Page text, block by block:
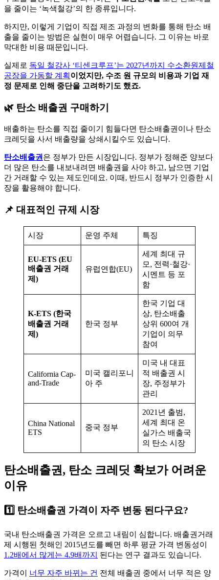
을 줄이는 ‘녹색철강’의 한 종류입니다.
하지만, 이렇게 기업이 직접 제조 과정의 변화를 통해 탄소 배
출을 줄이는 방법은 실현이 매우 어렵습니다. 그 이유는 바로
막대한 비용 때문입니다.
실제로 독일 철강사 ‘티센크루프’는 2027년까지 수소환원제철
공장을 가동할 계획이었지만, 수조 원 규모의 비용과 기업 재
정 문제로 인해 중단을 고려하기도 했죠.
🌿 탄소 배출권 구매하기
배출하는 탄소를 직접 줄이기 힘들다면 탄소배출권이나 탄소
크레딧을 사서 배출량을 상쇄시킬수도 있습니다.
탄소배출권 은 정부가 만든 시장입니다. 정부가 정해준 양보다
더 많은 탄소를 내보내려면 배출권을 사야 하고, 남으면 기업
간 거래할 수 있는 제도인데요. 이때, 반드시 정부가 인증한 시
장을 활용해야 합니다.
📌 대표적인 규제 시장
시장 운영 주체 특징
EU-ETS (EU
배출권 거래
제)
유럽연합(EU)
세계 최대 규
모, 전력·철강·
시멘트 등 포
함
K-ETS (한국
배출권 거래
제)
한국 정부
한국 기업 대
상, 탄소배출
상위 600여 개
기업이 의무
참여
California Cap-
and-Trade
미국 캘리포니
아 주
미국 내 대표
적 배출권 시
장, 주정부가
관리
China National
ETS
중국 정부
2021년 출범,
세계 최대 온
실가스 배출국
의 탄소 시장
탄소배출권, 탄소 크레딧 확보가 어려운
이유
1️⃣ 탄소배출권 가격이 자주 변동 된다구요?
국내 탄소배출권 가격은 오르고 내림이 심합니다. 배출권거래
제 시행된 첫해인 2015년도를 빼면 하루 평균 가격 변동성이
1.2배에서 많게는 4.9배까지
된다는 연구 결과도 있습니다.
가격이 너무 자주 바뀌는 건 전체 배출권 중에서 너무 적은 양